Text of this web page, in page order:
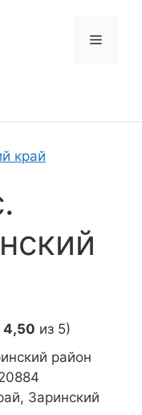
Меню
край
4,50 из 5)
район
Заринский